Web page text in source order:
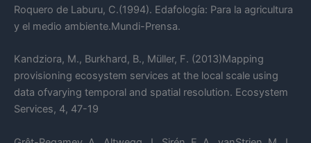
Roquero de Laburu, C.(1994). Edafología: Para la agricultura
y el medio ambiente.Mundi-Prensa.
Kandziora, M., Burkhard, B., Müller, F. (2013)Mapping
provisioning ecosystem services at the local scale using
data ofvarying temporal and spatial resolution. Ecosystem
Services, 4, 47-19